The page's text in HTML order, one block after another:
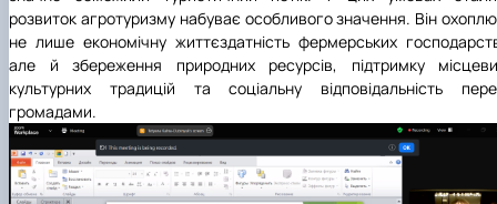
розвиток агротуризму набуває особливого значення. Він
не лише економічну життєздатність фермерських
але й збереження природних ресурсів, підтримку
культурних традицій та соціальну відповідальність
громадами.